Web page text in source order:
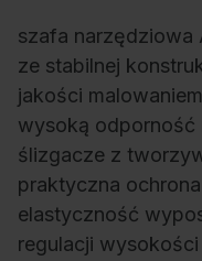
szafa narzędziowa
ze stabilnej
jakości
wysoką odporność
ślizgacze z
praktyczna
elastyczność
regulacji